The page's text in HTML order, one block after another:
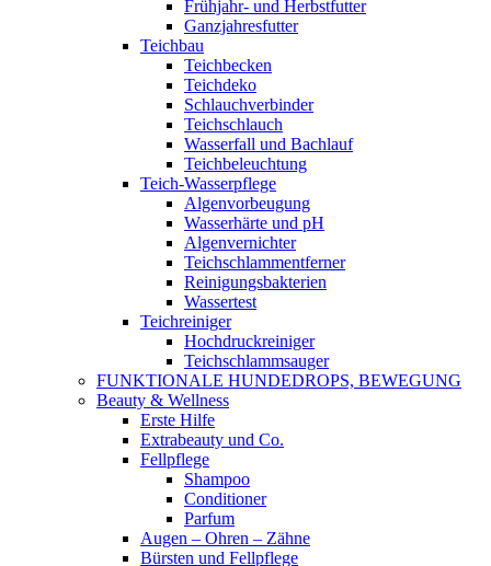
Frühjahr- und Herbstfutter
Ganzjahresfutter
Teichbau
Teichbecken
Teichdeko
Schlauchverbinder
Teichschlauch
Wasserfall und Bachlauf
Teichbeleuchtung
Teich-Wasserpflege
Algenvorbeugung
Wasserhärte und pH
Algenvernichter
Teichschlammentferner
Reinigungsbakterien
Wassertest
Teichreiniger
Hochdruckreiniger
Teichschlammsauger
FUNKTIONALE HUNDEDROPS, BEWEGUNG
Beauty & Wellness
Erste Hilfe
Extrabeauty und Co.
Fellpflege
Shampoo
Conditioner
Parfum
Augen – Ohren – Zähne
Bürsten und Fellpflege